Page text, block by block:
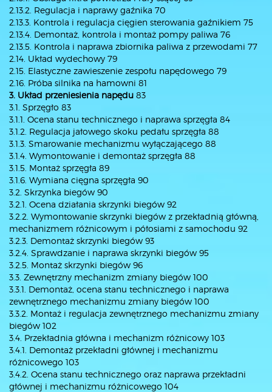
2.13.2. Regulacja i naprawy gaźnika 70
2.13.3. Kontrola i regulacja cięgien sterowania gaźnikiem 75
2.13.4. Demontaż, kontrola i montaż pompy paliwa 76
2.13.5. Kontrola i naprawa zbiornika paliwa z przewodami 77
2.14. Układ wydechowy 79
2.15. Elastyczne zawieszenie zespołu napędowego 79
2.16. Próba silnika na hamowni 81
3. Układ przeniesienia napędu 83
3.1. Sprzęgło 83
3.1.1. Ocena stanu technicznego i naprawa sprzęgła 84
3.1.2. Regulacja jałowego skoku pedału sprzęgła 88
3.1.3. Smarowanie mechanizmu wyłączającego 88
3.1.4. Wymontowanie i demontaż sprzęgła 88
3.1.5. Montaż sprzęgła 89
3.1.6. Wymiana cięgna sprzęgła 90
3.2. Skrzynka biegów 90
3.2.1. Ocena działania skrzynki biegów 92
3.2.2. Wymontowanie skrzynki biegów z przekładnią główną,
mechanizmem różnicowym i półosiami z samochodu 92
3.2.3. Demontaż skrzynki biegów 93
3.2.4. Sprawdzanie i naprawa skrzynki biegów 95
3.2.5. Montaż skrzynki biegów 96
3.3. Zewnętrzny mechanizm zmiany biegów 100
3.3.1. Demontaż, ocena stanu technicznego i naprawa
zewnętrznego mechanizmu zmiany biegów 100
3.3.2. Montaż i regulacja zewnętrznego mechanizmu zmiany
biegów 102
3.4. Przekładnia główna i mechanizm różnicowy 103
3.4.1. Demontaż przekładni głównej i mechanizmu
różnicowego 103
3.4.2. Ocena stanu technicznego oraz naprawa przekładni
głównej i mechanizmu różnicowego 104